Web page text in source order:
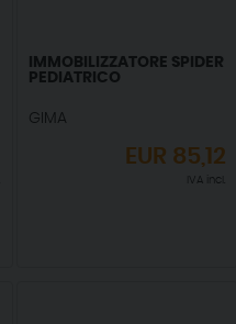
IMMOBILIZZATORE SPIDER
PEDIATRICO
GIMA
EUR 85,12
IVA incl.